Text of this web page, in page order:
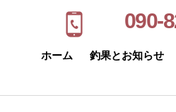
090-
ホーム 釣果とお知らせ